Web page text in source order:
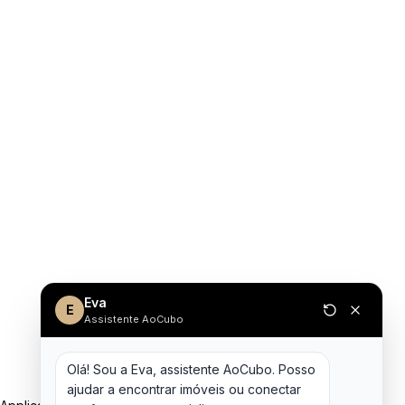
E Eva
Assistente AoCubo
Olá! Sou a Eva, assistente AoCubo. Posso
ajudar a encontrar imóveis ou conectar